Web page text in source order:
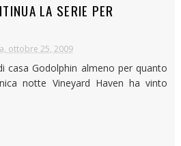
LA SERIE PER
ottobre 25, 2009
casa Godolphin almeno per quanto
notte Vineyard Haven ha vinto